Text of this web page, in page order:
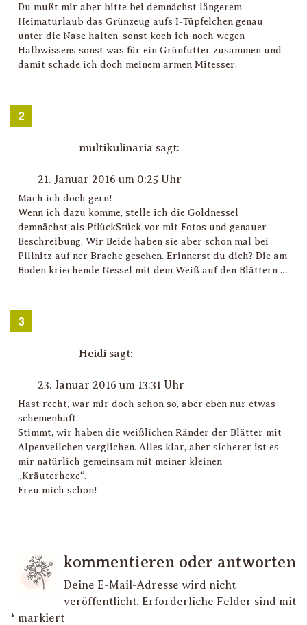
Du mußt mir aber bitte bei demnächst längerem
Heimaturlaub das Grünzeug aufs I-Tüpfelchen genau
unter die Nase halten, sonst koch ich noch wegen
Halbwissens sonst was für ein Grünfutter zusammen und
damit schade ich doch meinem armen Mitesser.
multikulinaria sagt:
21. Januar 2016 um 0:25 Uhr
Mach ich doch gern!
Wenn ich dazu komme, stelle ich die Goldnessel
demnächst als PflückStück vor mit Fotos und genauer
Beschreibung. Wir Beide haben sie aber schon mal bei
Pillnitz auf ner Brache gesehen. Erinnerst du dich? Die am
Boden kriechende Nessel mit dem Weiß auf den Blättern …
Heidi sagt:
23. Januar 2016 um 13:31 Uhr
Hast recht, war mir doch schon so, aber eben nur etwas
schemenhaft.
Stimmt, wir haben die weißlichen Ränder der Blätter mit
Alpenveilchen verglichen. Alles klar, aber sicherer ist es
mir natürlich gemeinsam mit meiner kleinen
„Kräuterhexe“.
Freu mich schon!
kommentieren oder antworten
Deine E-Mail-Adresse wird nicht
veröffentlicht. Erforderliche Felder sind mit
* markiert